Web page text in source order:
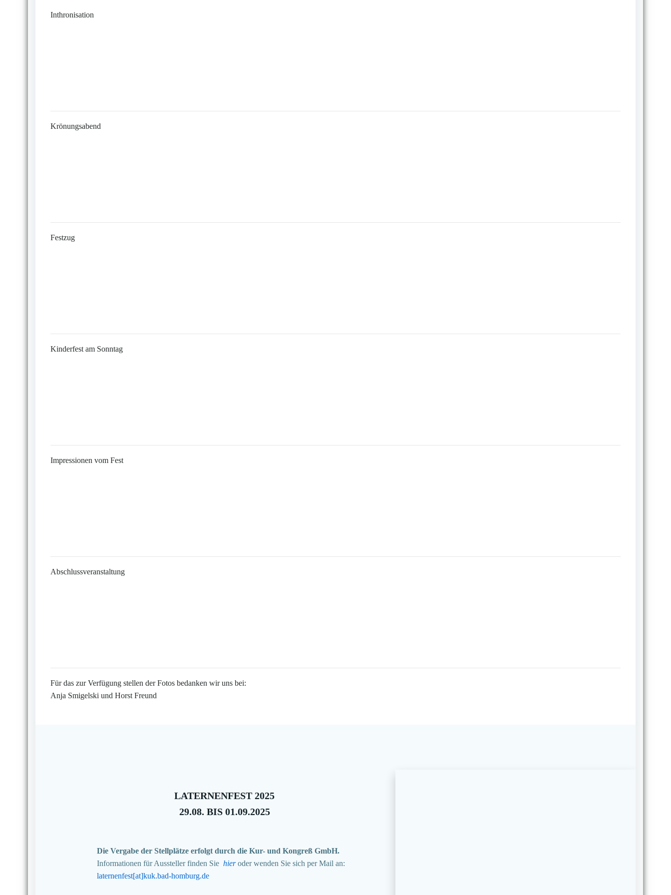
Inthronisation
Krönungsabend
Festzug
Kinderfest am Sonntag
Impressionen vom Fest
Abschlussveranstaltung
Für das zur Verfügung stellen der Fotos bedanken wir uns bei:
Anja Smigelski und Horst Freund
LATERNENFEST 2025
29.08. BIS 01.09.2025
Die Vergabe der Stellplätze erfolgt durch die Kur- und Kongreß GmbH.
Informationen für Aussteller finden Sie hieroder wenden Sie sich per Mail an:
laternenfest[at]kuk.bad-homburg.de